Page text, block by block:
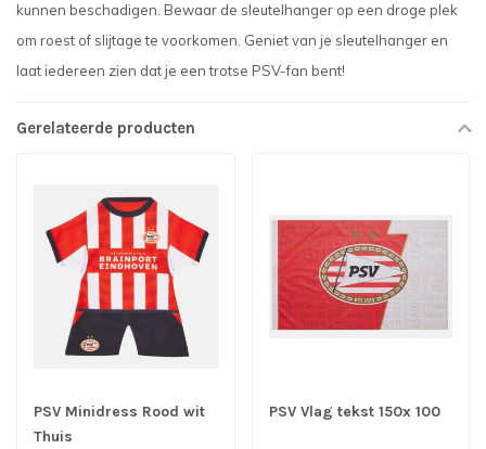
kunnen beschadigen. Bewaar de sleutelhanger op een droge plek
om roest of slijtage te voorkomen. Geniet van je sleutelhanger en
laat iedereen zien dat je een trotse PSV-fan bent!
Gerelateerde producten
PSV Minidress Rood wit
Thuis
PSV Vlag tekst 150x 100